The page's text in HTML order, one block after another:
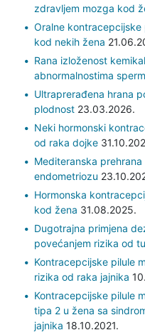
zdravljem mozga kod
Oralne
kod nekih žena
Rana izloženost
abnormalnostima
Ultraprerađena hrana
plodnost23.03.2026.
Neki hormonski
od raka dojke
Mediteranska
endometriozu
Hormonska
kod žena 31.08.2025.
Dugotrajna primjena
povećanjem rizika od
Kontracepcijske pilule
rizika od raka jajnika
Kontracepcijske pilule
tipa 2 u žena sa
jajnika 18.10.2021.